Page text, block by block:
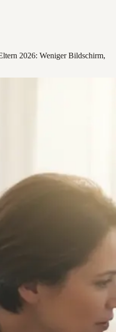
2026: Weniger Bildschirm,